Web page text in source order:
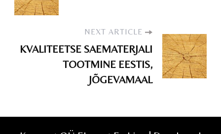
NEXT ARTICLE
KVALITEETSE SAEMATERJALI
TOOTMINE EESTIS,
JÕGEVAMAAL